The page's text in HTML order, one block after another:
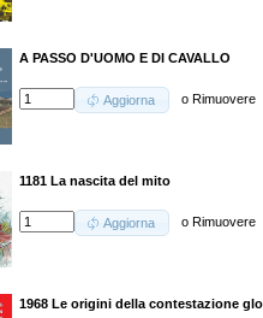
A PASSO D'UOMO E DI CAVALLO
Aggiorna oRimuovere
1181 La nascita del mito
Aggiorna oRimuovere
1968 Le origini della contestazione